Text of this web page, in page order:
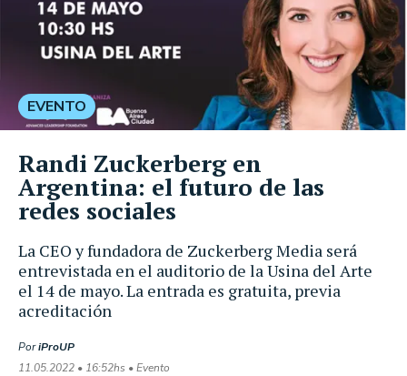
La CEO y fundadora de Zuckerberg Media será
entrevistada en el auditorio de la Usina del Arte
el 14 de mayo. La entrada es gratuita, previa
acreditación
PoriProUP
11.05.2022 • 16:52hs • Evento
EVENTO
Randi Zuckerberg en
Argentina: el futuro de las
redes sociales